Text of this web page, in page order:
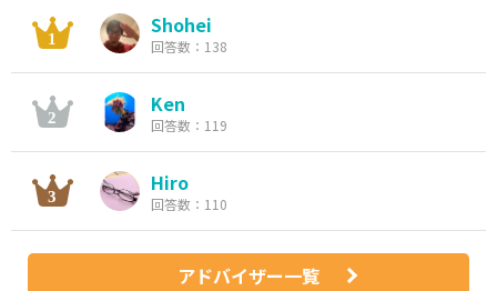
Shohei
回答数：138
Ken
回答数：119
Hiro
回答数：110
アドバイザー一覧